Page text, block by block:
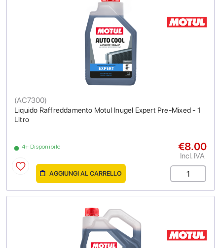
Liquido Raffreddamento Motul Inugel Expert Pre-Mixed - 1
Litro
(AC7300)
4+ Disponibile €8.00
Incl. IVA
AGGIUNGI AL CARRELLO